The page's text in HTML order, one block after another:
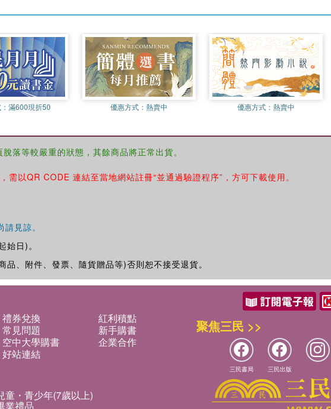
滿600現折50 優惠方式： 熱賣中 優惠方式： 熱賣中
落等較嚴重的狀態，其餘商品將正常出貨。
以QR CODE 連結至當地網站註冊“並通過驗證程序”，方可下載使用。
見諒。
始日)。
、附件、發票、隨貨贈品等)否則恕不接受退貨。
禮券兌換
紅利積點
常見問題
新手購書
空中大學購書
企業合作
好站連結
童・青少年(7歲以上)
業禮品
聚焦三民 >>
三民書局 三民出版